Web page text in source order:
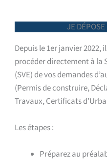
JE
Depuis le 1er janvier 2022,
procéder directement à la
(SVE) de vos demandes
(Permis de construire,
Travaux, Certificats
Les étapes :
Préparez au